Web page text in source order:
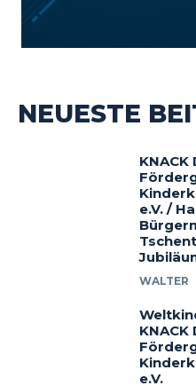
NEUESTE
KNACK
e.V. /
WALTER
KNACK
e.V.